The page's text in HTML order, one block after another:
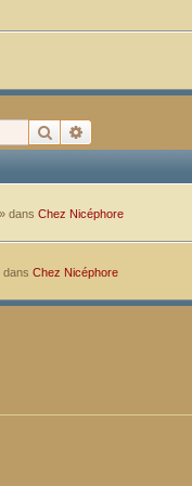
Rechercher
» dans Chez Nicéphore
dans Chez Nicéphore